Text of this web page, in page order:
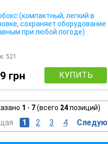
(компактный, легкий в
сохраняет оборудование
при любой погоде)
521
грн КУПИТЬ
1 - 7(всего 24позиций)
1 2 3 4